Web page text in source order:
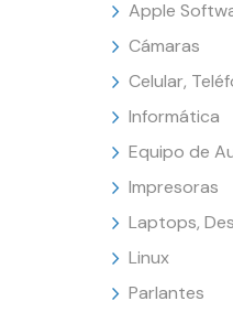
Apple
Cámaras
Celular,
Informática
Equipo de
Impresoras
Laptops,
Linux
Parlantes